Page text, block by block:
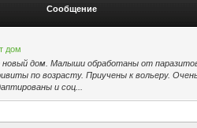
Сообщение
дом
дом. Малыши обработаны от
по возрасту. Приучены к вольеру.
и соц...